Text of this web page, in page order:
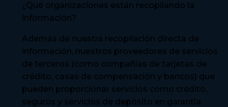
¿Qué organizaciones están recopilando la
información?
Además de nuestra recopilación directa de
información, nuestros proveedores de servicios
de terceros (como compañías de tarjetas de
crédito, casas de compensación y bancos) que
pueden proporcionar servicios como crédito,
seguros y servicios de depósito en garantía